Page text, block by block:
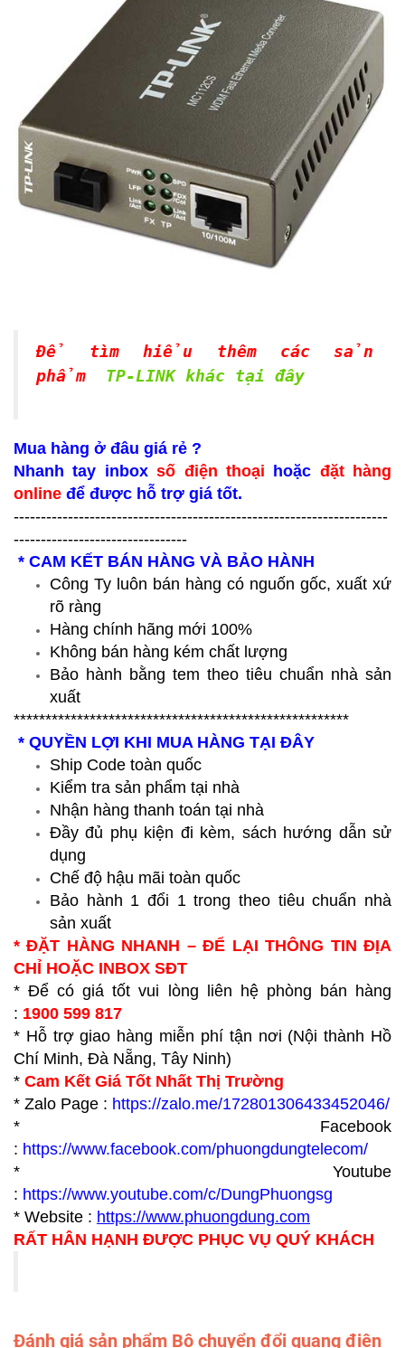
Để tìm hiểu thêm các sản
phẩm
TP-LINK khác tại đây
Mua hàng ở đâu giá rẻ ?
Nhanh tay inboxsố điện thoại hoặc đặt hàng
online để được hỗ trợ giá tốt.
---------------------------------------------------------------------
--------------------------------
* CAM KẾT BÁN HÀNG VÀ BẢO HÀNH
Công Ty luôn bán hàng có nguốn gốc, xuất xứ
rõ ràng
Hàng chính hãng mới 100%
Không bán hàng kém chất lượng
Bảo hành bằng tem theo tiêu chuẩn nhà sản
xuất
*****************************************************
* QUYỀN LỢI KHI MUA HÀNG TẠI ĐÂY
Ship Code toàn quốc
Kiểm tra sản phẩm tại nhà
Nhận hàng thanh toán tại nhà
Đầy đủ phụ kiện đi kèm, sách hướng dẫn sử
dụng
Chế độ hậu mãi toàn quốc
Bảo hành 1 đổi 1 trong theo tiêu chuẩn nhà
sản xuất
* ĐẶT HÀNG NHANH – ĐỂ LẠI THÔNG TIN ĐỊA
CHỈ HOẶC INBOX SĐT
* Để có giá tốt vui lòng liên hệ phòng bán hàng
: 1900 599 817
* Hỗ trợ giao hàng miễn phí tận nơi (Nội thành Hồ
Chí Minh, Đà Nẵng, Tây Ninh)
* Cam Kết Giá Tốt Nhất Thị Trường
* Zalo Page : https://zalo.me/172801306433452046/
* Facebook
: https://www.facebook.com/phuongdungtelecom/
* Youtube
: https://www.youtube.com/c/DungPhuongsg
* Website : https://www.phuongdung.com
RẤT HÂN HẠNH ĐƯỢC PHỤC VỤ QUÝ KHÁCH
Đánh giá sản phẩm Bộ chuyển đổi quang điện